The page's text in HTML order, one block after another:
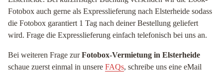
Fotobox auch gerne als Expresslieferung nach Elsterheide sodass
die Fotobox garantiert 1 Tag nach deiner Bestellung geliefert
wird. Frage die Expresslieferung einfach telefonisch bei uns an.
Bei weiteren Frage zurFotobox-Vermietung in Elsterheide
schaue zuerst einmal in unsere FAQs, schreibe uns eine eMail